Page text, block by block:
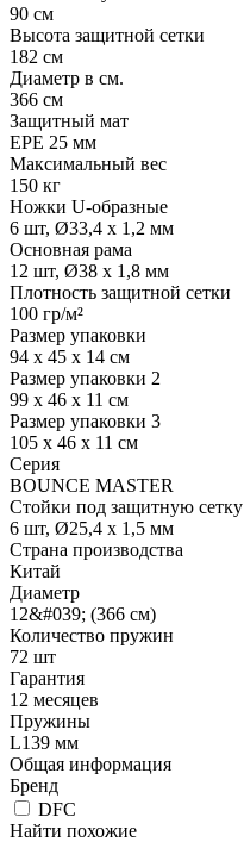
90 см
Высота защитной сетки
182 см
Диаметр в см.
366 см
Защитный мат
EPE 25 мм
Максимальный вес
150 кг
Ножки U-образные
6 шт, Ø33,4 х 1,2 мм
Основная рама
12 шт, Ø38 х 1,8 мм
Плотность защитной сетки
100 гр/м²
Размер упаковки
94 х 45 х 14 см
Размер упаковки 2
99 х 46 х 11 см
Размер упаковки 3
105 х 46 х 11 см
Серия
BOUNCE MASTER
Стойки под защитную сетку
6 шт, Ø25,4 х 1,5 мм
Страна производства
Китай
Диаметр
12&#039; (366 см)
Количество пружин
72 шт
Гарантия
12 месяцев
Пружины
L139 мм
Общая информация
Бренд
DFC
Найти похожие